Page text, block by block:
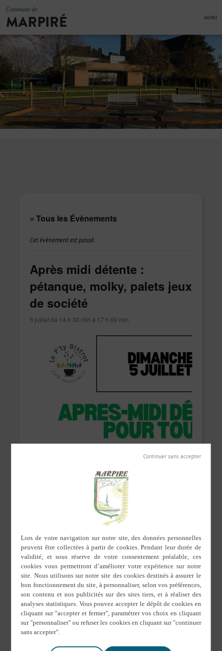
Commune de
MARPIRÉ MENU
« Tous les Évènements
Cet évènement est passé.
Après midi détente :
pétanque, molky, palets jeux
de société
5 juillet de 14 h 30 min à 17 h 00 min